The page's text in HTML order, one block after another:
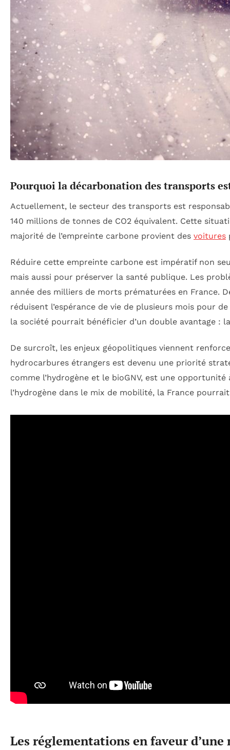
Pourquoi la décarbonation des transports
Actuellement, le secteur des transports est
140 millions de tonnes de CO2 équivalent. Cette
majorité de l’empreinte carbone provient des voitures
Réduire cette empreinte carbone est impératif non
mais aussi pour préserver la santé publique. Les
année des milliers de morts prématurées en France.
réduisent l’espérance de vie de plusieurs mois pour
la société pourrait bénéficier d’un double avantage :
De surcroît, les enjeux géopolitiques viennent
hydrocarbures étrangers est devenu une priorité
comme l’hydrogène et le bioGNV, est une
l’hydrogène dans le mix de mobilité, la France
Les réglementations en faveur